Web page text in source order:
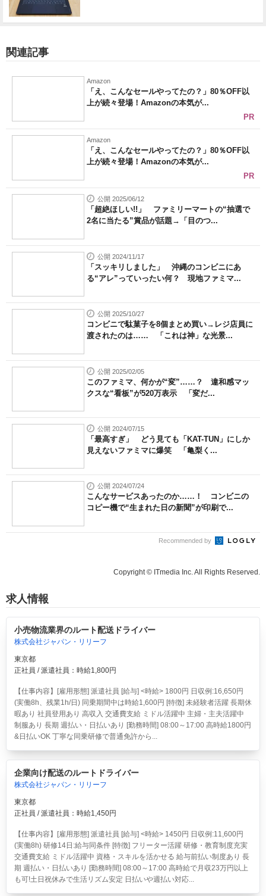
関連記事
Amazon
「え、こんなセールやってたの？」80％OFF以
上が続々登場！Amazonの本気が...
PR
Amazon
「え、こんなセールやってたの？」80％OFF以
上が続々登場！Amazonの本気が...
PR
公開 2025/06/12
「超絶ほしい!!」 ファミリーマートの“抽選で
2名に当たる”賞品が話題→「目のつ...
公開 2024/11/17
「スッキリしました」 沖縄のコンビニにあ
る“アレ”っていったい何？ 現地ファミマ...
公開 2025/10/27
コンビニで駄菓子を8個まとめ買い→レジ店員に
渡されたのは…… 「これは神」な光景...
公開 2025/02/05
このファミマ、何かが“変”……？ 違和感マッ
クスな“看板”が520万表示 「変だ...
公開 2024/07/15
「最高すぎ」 どう見ても「KAT-TUN」にしか
見えないファミマに爆笑 「亀梨く...
公開 2024/07/24
こんなサービスあったのか……！ コンビニの
コピー機で“生まれた日の新聞”が印刷で...
Recommended by
Copyright © ITmedia Inc. All Rights Reserved.
求人情報
小売物流業界のルート配送ドライバー
株式会社ジャパン・リリーフ
東京都
正社員 / 派遣社員：時給1,800円
【仕事内容】[雇用形態] 派遣社員 [給与] <時給> 1800円 日収例:16,650円
(実働8h、残業1h/日) 同乗期間中は時給1,600円 [特徴] 未経験者活躍 長期休
暇あり 社員登用あり 高収入 交通費支給 ミドル活躍中 主婦・主夫活躍中
制服あり 長期 週払い・日払いあり [勤務時間] 08:00～17:00 高時給1800円
&日払いOK 丁寧な同乗研修で普通免許から...
企業向け配送のルートドライバー
株式会社ジャパン・リリーフ
東京都
正社員 / 派遣社員：時給1,450円
【仕事内容】[雇用形態] 派遣社員 [給与] <時給> 1450円 日収例:11,600円
(実働8h) 研修14日:給与同条件 [特徴] フリーター活躍 研修・教育制度充実
交通費支給 ミドル活躍中 資格・スキルを活かせる 給与前払い制度あり 長
期 週払い・日払いあり [勤務時間] 08:00～17:00 高時給で月収23万円以上
も可!土日祝休みで生活リズム安定 日払いや週払い対応...